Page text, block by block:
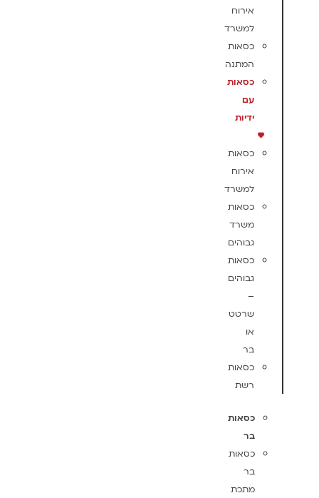
אירוח
למשרד
כסאות
המתנה
כסאות
עם
ידיות
כסאות
אירוח
למשרד
כסאות
משרד
גבוהים
כסאות
גבוהים
–
שרטט
או
בר
כסאות
רשת
כסאות
בר
כסאות
בר
מתכת